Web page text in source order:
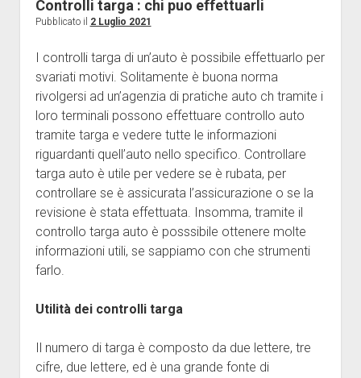
Medicina
Professioni
Scienza
Senza categoria
Sport
Tecnologia
Viaggi
Wedding
Controlli targa : chi puo effettuarli
Pubblicato il 2 Luglio 2021
I controlli targa di un’auto è possibile effettuarlo per
svariati motivi. Solitamente è buona norma
rivolgersi ad un’agenzia di pratiche auto ch tramite i
loro terminali possono effettuare controllo auto
tramite targa e vedere tutte le informazioni
riguardanti quell’auto nello specifico. Controllare
targa auto è utile per vedere se è rubata, per
controllare se è assicurata l’assicurazione o se la
revisione è stata effettuata. Insomma, tramite il
controllo targa auto è posssibile ottenere molte
informazioni utili, se sappiamo con che strumenti
farlo.
Utilità dei controlli targa
Il numero di targa è composto da due lettere, tre
cifre, due lettere, ed è una grande fonte di